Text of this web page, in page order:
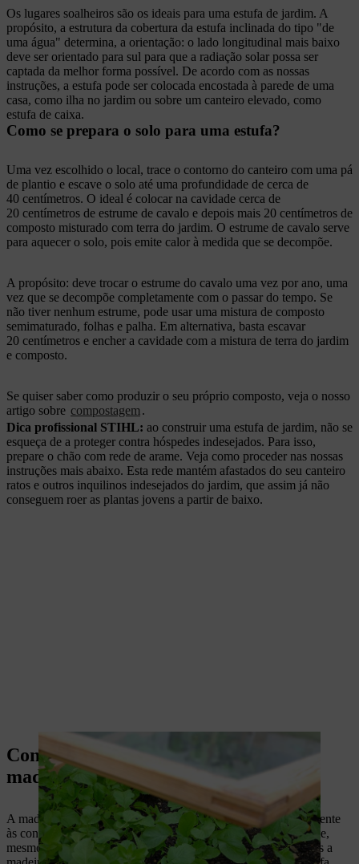
Os lugares soalheiros são os ideais para uma estufa de jardim. A
propósito, a estrutura da cobertura da estufa inclinada do tipo "de
uma água" determina, a orientação: o lado longitudinal mais baixo
deve ser orientado para sul para que a radiação solar possa ser
captada da melhor forma possível. De acordo com as nossas
instruções, a estufa pode ser colocada encostada à parede de uma
casa, como ilha no jardim ou sobre um canteiro elevado, como
estufa de caixa.
Como se prepara o solo para uma estufa?
Uma vez escolhido o local, trace o contorno do canteiro com uma pá
de plantio e escave o solo até uma profundidade de cerca de
40 centímetros. O ideal é colocar na cavidade cerca de
20 centímetros de estrume de cavalo e depois mais 20 centímetros de
composto misturado com terra do jardim. O estrume de cavalo serve
para aquecer o solo, pois emite calor à medida que se decompõe.
A propósito: deve trocar o estrume do cavalo uma vez por ano, uma
vez que se decompõe completamente com o passar do tempo. Se
não tiver nenhum estrume, pode usar uma mistura de composto
semimaturado, folhas e palha. Em alternativa, basta escavar
20 centímetros e encher a cavidade com a mistura de terra do jardim
e composto.
Se quiser saber como produzir o seu próprio composto, veja o nosso
artigo sobre compostagem .
Dica profissional STIHL: ao construir uma estufa de jardim, não se
esqueça de a proteger contra hóspedes indesejados. Para isso,
prepare o chão com rede de arame. Veja como proceder nas nossas
instruções mais abaixo. Esta rede mantém afastados do seu canteiro
ratos e outros inquilinos indesejados do jardim, que assim já não
conseguem roer as plantas jovens a partir de baixo.
Construa o sua própria estufa de
madeira: Preparação
A madeira que vai usar para construir a estufa tem de ser resistente
às condições meteorológicas e não pode apodrecer rapidamente,
mesmo em contacto com o solo. Nesse sentido, recomendamos a